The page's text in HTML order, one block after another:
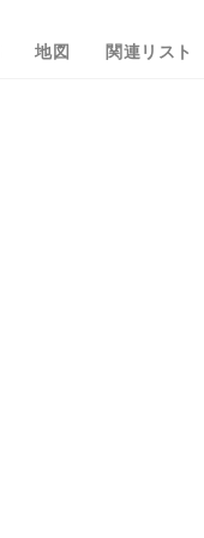
地図 関連リスト